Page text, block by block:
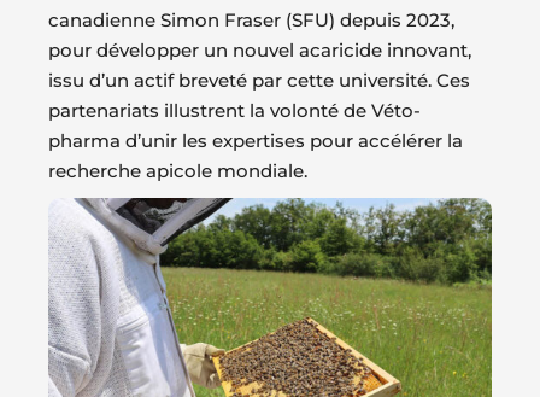
canadienne Simon Fraser (SFU) depuis 2023,
pour développer un nouvel acaricide innovant,
issu d’un actif breveté par cette université. Ces
partenariats illustrent la volonté de Véto-
pharma d’unir les expertises pour accélérer la
recherche apicole mondiale.